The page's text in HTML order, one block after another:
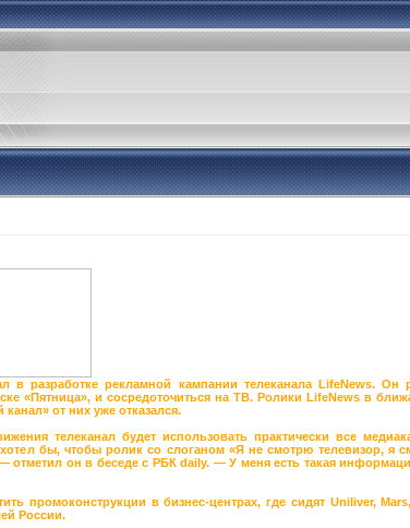
в разработке рекламной кампании телеканала LifeNews. Он
«Пятница», и сосредоточиться на ТВ. Ролики LifeNews в
от них уже отказался.
телеканал будет использовать практически все
бы, чтобы ролик со слоганом «Я не смотрю телевизор, я
он в беседе с РБК daily. — У меня есть такая
промоконструкции в бизнес-центрах, где сидят Uniliver,
России.